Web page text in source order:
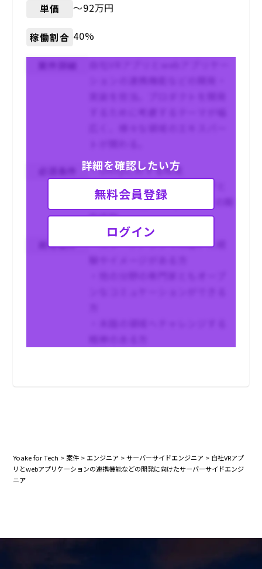
単価 〜92万円
稼働割合 40%
案件詳細
・Unityに対する知見
・サーバーサイドエンジニアと
してのGo,TypeScriptなどでの開
発経験
尚可条件
・スタートアップでの働いた経
詳細を確認したい方
無料会員登録
ログイン
Yoake for Tech >案件 > エンジニア >サーバーサイドエンジニア > 自社VRアプ
リとwebアプリケーションの連携機能などの開発に向けたサーバーサイドエンジ
ニア